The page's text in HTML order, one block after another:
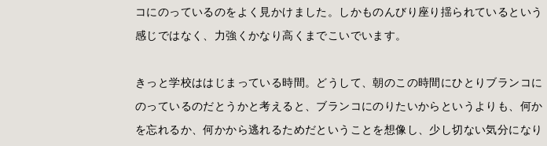
コにのっているのをよく見かけました。しかものんびり座り揺られているという
感じではなく、力強くかなり高くまでこいでいます。
きっと学校ははじまっている時間。どうして、朝のこの時間にひとりブランコに
のっているのだとうかと考えると、ブランコにのりたいからというよりも、何か
を忘れるか、何かから逃れるためだということを想像し、少し切ない気分になり